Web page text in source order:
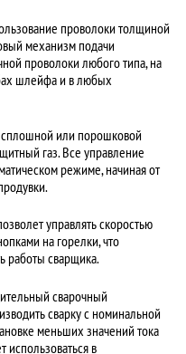
проволоки толщиной
механизм подачи
проволоки любого типа, на
шлейфа и в любых
или порошковой
газ. Все управление
режиме, начиная от
управлять скоростью
на горелки, что
работы сварщика.
сварочный
сварку с номинальной
меньших значений тока
использоваться в